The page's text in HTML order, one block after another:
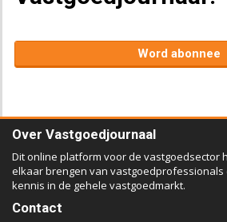
Word abonnee
Over Vastgoedjournaal
Dit online platform voor de vastgoedsector
elkaar brengen van
kennis in de gehele vastgoedmarkt.
Contact